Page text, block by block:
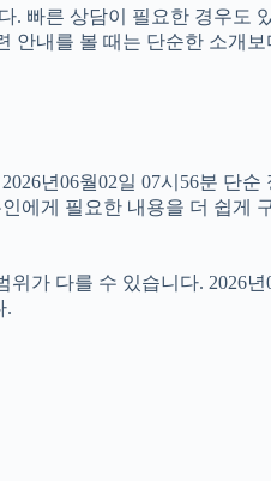
빠른 상담이 필요한 경우도
안내를 볼 때는 단순한 소
년06월02일 07시56분 단
에게 필요한 내용을 더 쉽게
가 다를 수 있습니다. 2026
.